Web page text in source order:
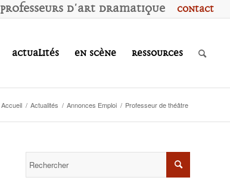
Contact
Professeurs d'Art Dramatique
Actualités En scène Ressources
Accueil / Actualités / Annonces Emploi / Professeur de théâtre